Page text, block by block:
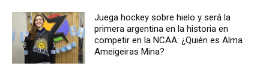
Juega hockey sobre hielo y será la
primera argentina en la historia en
competir en la NCAA: ¿Quién es Alma
Ameigeiras Mina?